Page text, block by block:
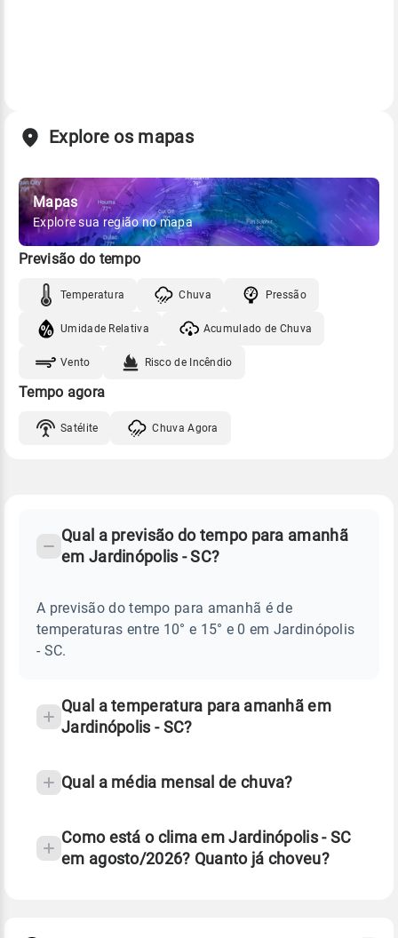
Explore os mapas
Mapas
Explore sua região no mapa
Previsão do tempo
Temperatura Chuva Pressão
Umidade Relativa Acumulado de Chuva
Vento Risco de Incêndio
Tempo agora
Satélite Chuva Agora
JARDINÓPOLIS
Perguntas
sobre
chuva
Qual a previsão do tempo para amanhã
em Jardinópolis - SC?
A previsão do tempo para amanhã é de
temperaturas entre 10° e 15° e 0 em Jardinópolis
- SC.
Qual a temperatura para amanhã em
Jardinópolis - SC?
Qual a média mensal de chuva?
Como está o clima em Jardinópolis - SC
em agosto/2026? Quanto já choveu?